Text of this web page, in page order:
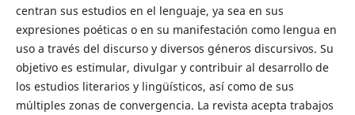
centran sus estudios en el lenguaje, ya sea en sus
expresiones poéticas o en su manifestación como lengua en
uso a través del discurso y diversos géneros discursivos. Su
objetivo es estimular, divulgar y contribuir al desarrollo de
los estudios literarios y lingüísticos, así como de sus
múltiples zonas de convergencia. La revista acepta trabajos